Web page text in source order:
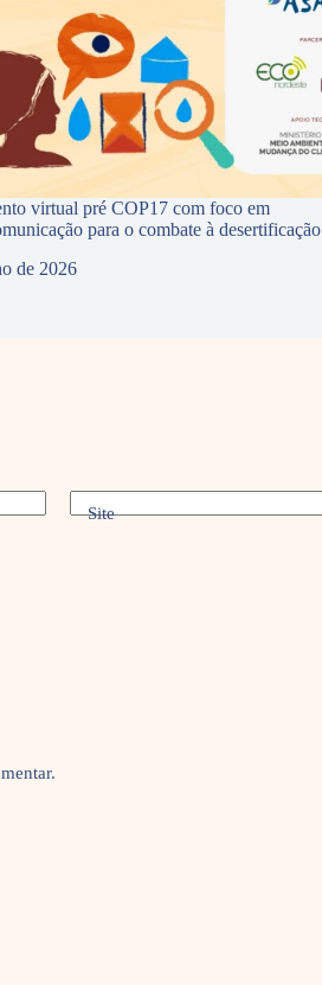
virtual pré COP17 com foco em
para o combate à desertificação
de 2026
Site